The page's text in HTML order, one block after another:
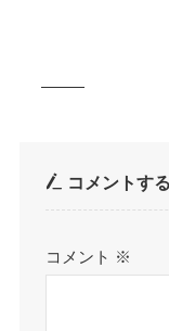
コメントする
コメント ※